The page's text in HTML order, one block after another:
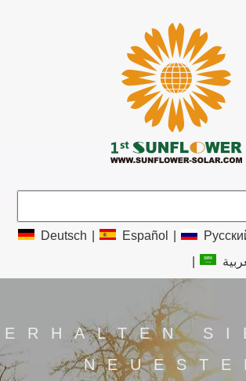
Deutsch Español
ERHALTEN